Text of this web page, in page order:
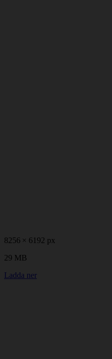
8256 × 6192 px
29 MB
Ladda ner